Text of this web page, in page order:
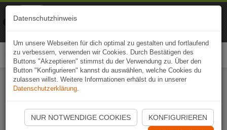
Naviki App jetzt öffnen
Datenschutzhinweis
Um unsere Webseiten für dich optimal zu gestalten und fortlaufend
zu verbessern, verwenden wir Cookies. Durch Bestätigen des
Buttons "Akzeptieren" stimmst du der Verwendung zu. Über den
Button "Konfigurieren" kannst du auswählen, welche Cookies du
zulassen willst. Weitere Informationen erhälst du in unserer
Datenschutzerklärung.
NUR NOTWENDIGE COOKIES KONFIGURIEREN
Naviki